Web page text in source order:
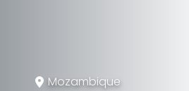
Mozambique